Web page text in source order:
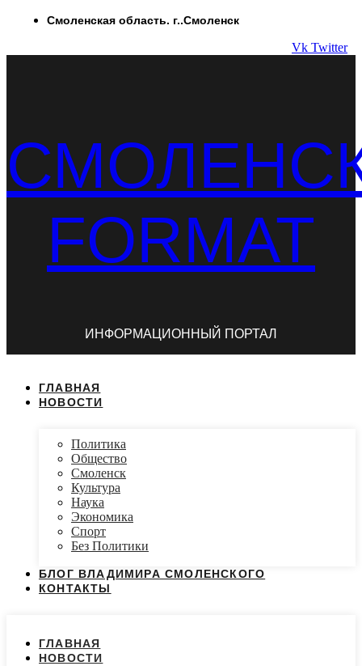
ПерейтиСмоленская область. г..Смоленск
Vk Twitter
FORMAT
ИНФОРМАЦИОННЫЙ ПОРТАЛ
ГЛАВНАЯ
НОВОСТИ
Политика
Общество
Смоленск
Культура
Наука
Экономика
Спорт
Без Политики
БЛОГ ВЛАДИМИРА СМОЛЕНСКОГО
КОНТАКТЫ
ГЛАВНАЯ
НОВОСТИ